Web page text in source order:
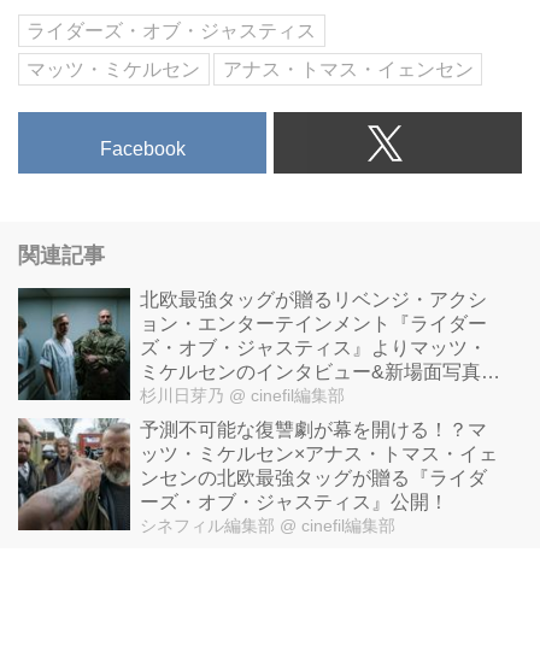
ライダーズ・オブ・ジャスティス
マッツ・ミケルセン
アナス・トマス・イェンセン
Facebook
関連記事
北欧最強タッグが贈るリベンジ・アクシ
ョン・エンターテインメント『ライダー
ズ・オブ・ジャスティス』よりマッツ・
ミケルセンのインタビュー&新場面写真が
解禁！
杉川日芽乃 @ cinefil編集部
予測不可能な復讐劇が幕を開ける！？マ
ッツ・ミケルセン×アナス・トマス・イェ
ンセンの北欧最強タッグが贈る『ライダ
ーズ・オブ・ジャスティス』公開！
シネフィル編集部 @ cinefil編集部